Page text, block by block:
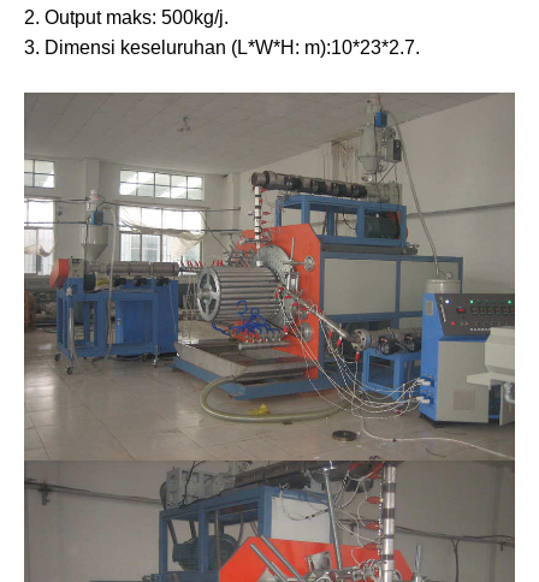
2. Output maks: 500kg/j.
3. Dimensi keseluruhan (L*W*H: m):10*23*2.7.